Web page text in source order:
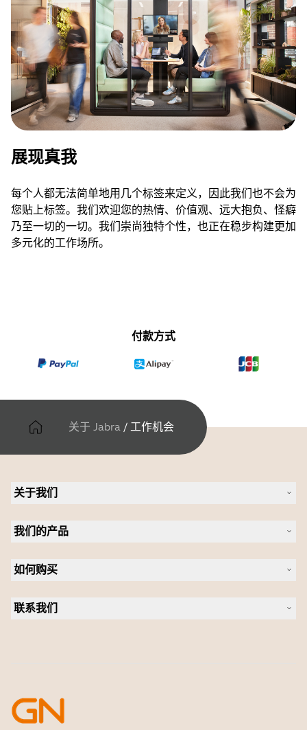
展现真我
每个人都无法简单地用几个标签来定义，因此我们也不会为
您贴上标签。我们欢迎您的热情、价值观、远大抱负、怪癖
乃至一切的一切。我们崇尚独特个性，也正在稳步构建更加
多元化的工作场所。
付款方式
关于 Jabra / 工作机会
关于我们
人才招聘
新闻稿
案例研究
我们的产品
全向麦
个人摄像头
软件
如何购买
联系我们
开发者计划
合作伙伴计划